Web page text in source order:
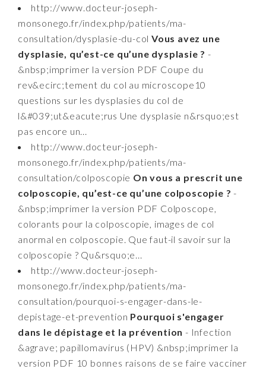
http://www.docteur-joseph-
monsonego.fr/index.php/patients/ma-
consultation/dysplasie-du-colVous avez une
dysplasie, qu’est-ce qu’une dysplasie ? -
&nbsp;imprimer la version PDF Coupe du
rev&ecirc;tement du col au microscope10
questions sur les dysplasies du col de
l&#039;ut&eacute;rus Une dysplasie n&rsquo;est
pas encore un...
http://www.docteur-joseph-
monsonego.fr/index.php/patients/ma-
consultation/colposcopie On vous a prescrit une
colposcopie, qu’est-ce qu’une colposcopie ? -
&nbsp;imprimer la version PDF Colposcope,
colorants pour la colposcopie, images de col
anormal en colposcopie. Que faut-il savoir sur la
colposcopie ? Qu&rsquo;e...
http://www.docteur-joseph-
monsonego.fr/index.php/patients/ma-
consultation/pourquoi-s-engager-dans-le-
depistage-et-prevention Pourquoi s'engager
dans le dépistage et la prévention - Infection
&agrave; papillomavirus (HPV) &nbsp;imprimer la
version PDF 10 bonnes raisons de se faire vacciner